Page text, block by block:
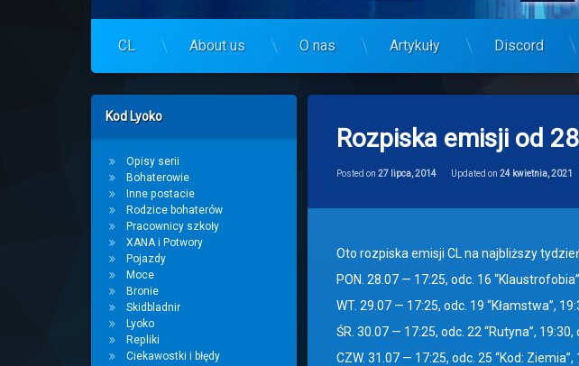
CL About us O nas Artykuły Discord
Rozpiska emisji od
Posted on 27 lipca, 2014 Updated on 24 kwietnia, 2021
Oto rozpiska emisji CL na najbliższy
PON. 28.07 — 17:25, odc. 16
WT. 29.07 — 17:25, odc. 19 “Kłamstwa”,
ŚR. 30.07 — 17:25, odc. 22 “Rutyna”,
CZW. 31.07 — 17:25, odc. 25 “Kod:
Left Sidebar
Kod Lyoko
Opisy serii
Bohaterowie
Inne postacie
Rodzice bohaterów
Pracownicy szkoły
XANA i Potwory
Pojazdy
Moce
Bronie
Skidbladnir
Lyoko
Repliki
Ciekawostki i błędy